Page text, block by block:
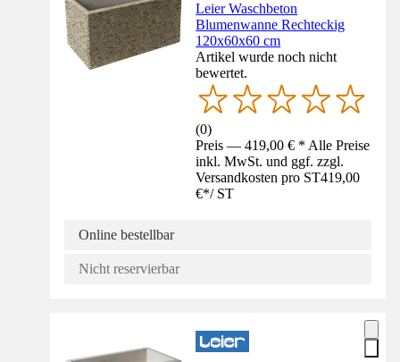
Leier Waschbeton
Blumenwanne Rechteckig
120x60x60 cm
Artikel wurde noch nicht
bewertet.
(0)
Preis — 419,00 € * Alle Preise
inkl. MwSt. und ggf. zzgl.
Versandkosten pro ST419,00
€*/ ST
Online bestellbar
Nicht reservierbar